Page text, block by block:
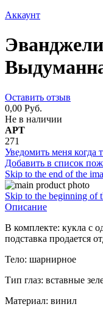
Аккаунт
Оставить отзыв
0,00 Руб.
Не в наличии
АРТ
271
Уведомить меня когда
Добавить в список
Skip to the end of the
Skip to the beginning of
Описание
В комплекте: кукла с
подставка продается
Тело: шарнирное
Тип глаз: вставные
Материал: винил